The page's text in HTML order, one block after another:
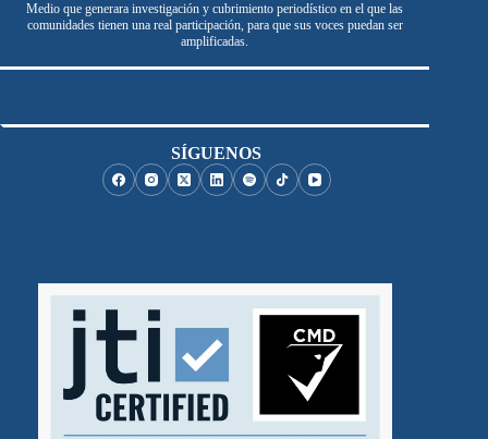
Medio que generara investigación y cubrimiento periodístico en el que las
comunidades tienen una real participación, para que sus voces puedan ser
amplificadas.
SÍGUENOS